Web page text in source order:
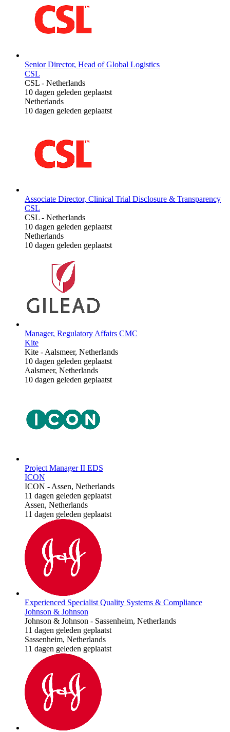
Senior Director, Head of Global Logistics
CSL
CSL - Netherlands
10 dagen geleden geplaatst
Netherlands
10 dagen geleden geplaatst
Associate Director, Clinical Trial Disclosure & Transparency
CSL
CSL - Netherlands
10 dagen geleden geplaatst
Netherlands
10 dagen geleden geplaatst
Manager, Regulatory Affairs CMC
Kite
Kite -Aalsmeer, Netherlands
10 dagen geleden geplaatst
Aalsmeer, Netherlands
10 dagen geleden geplaatst
Project Manager II EDS
ICON
ICON -Assen, Netherlands
11 dagen geleden geplaatst
Assen, Netherlands
11 dagen geleden geplaatst
Experienced Specialist Quality Systems & Compliance
Johnson & Johnson
Johnson & Johnson - Sassenheim, Netherlands
11 dagen geleden geplaatst
Sassenheim, Netherlands
11 dagen geleden geplaatst